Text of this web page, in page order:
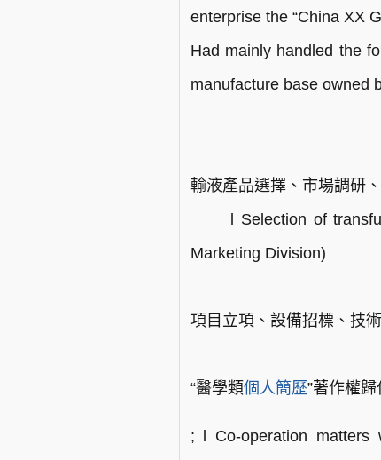
enterprise the “China XX
Had mainly handled the
manufacture base owned
輸液產品選擇、市場調研
l Selection of
Marketing Division)
項目立項、設備招標、技
“醫學類個人簡歷”著作權
; l Co-operation matters